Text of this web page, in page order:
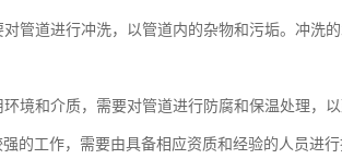
管道进行冲洗，以管道内的杂物和污垢。冲洗
境和介质，需要对管道进行防腐和保温处理，
的工作，需要由具备相应资质和经验的人员进